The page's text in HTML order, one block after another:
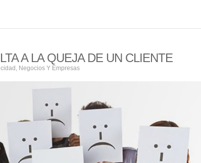
A LA QUEJA DE UN CLIENTE
, Negocios Y Empresas